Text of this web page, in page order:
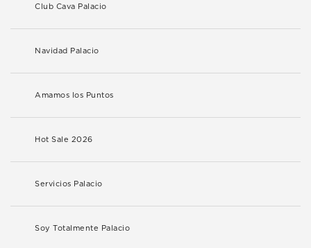
Club Cava Palacio
Navidad Palacio
Amamos los Puntos
Hot Sale 2026
Servicios Palacio
Soy Totalmente Palacio